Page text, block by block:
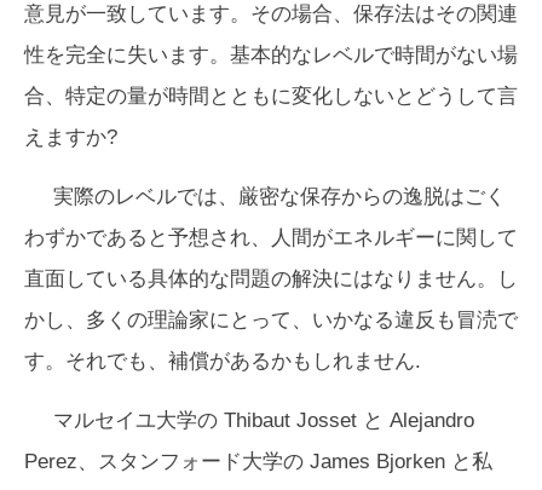
意見が一致しています。その場合、保存法はその関連
性を完全に失います。基本的なレベルで時間がない場
合、特定の量が時間とともに変化しないとどうして言
えますか?
実際のレベルでは、厳密な保存からの逸脱はごく
わずかであると予想され、人間がエネルギーに関して
直面している具体的な問題の解決にはなりません。し
かし、多くの理論家にとって、いかなる違反も冒涜で
す。それでも、補償があるかもしれません.
マルセイユ大学の Thibaut Josset と Alejandro
Perez、スタンフォード大学の James Bjorken と私